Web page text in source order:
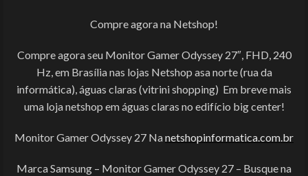
Compre agora na Netshop!
Compre agora seu Monitor Gamer Odyssey 27″, FHD, 240
Hz, em Brasília nas lojas Netshop asa norte (rua da
informática), águas claras (vitrini shopping) Em breve mais
uma loja netshop em águas claras no edifício big center!
Monitor Gamer Odyssey 27 Nanetshopinformatica.com.br
Marca Samsung – Monitor Gamer Odyssey 27 – Busque na